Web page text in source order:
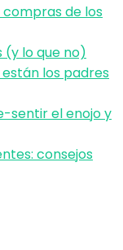
de los
(y lo que no)
los padres
sentir el enojo y
consejos